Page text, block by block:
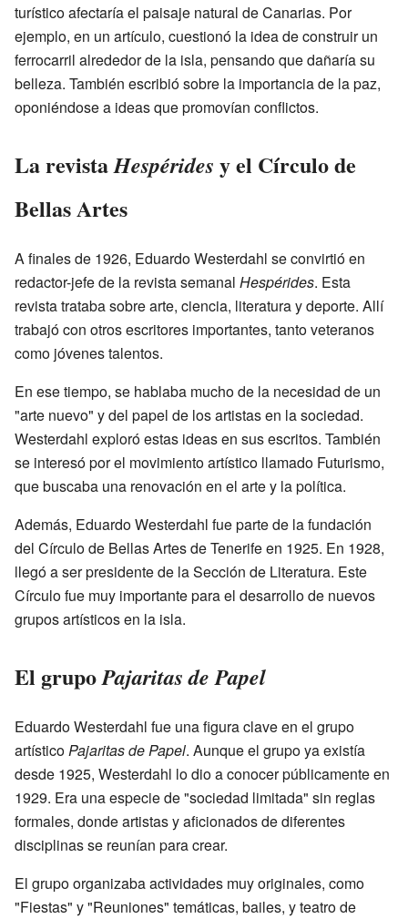
turístico afectaría el paisaje natural de Canarias. Por
ejemplo, en un artículo, cuestionó la idea de construir un
ferrocarril alrededor de la isla, pensando que dañaría su
belleza. También escribió sobre la importancia de la paz,
oponiéndose a ideas que promovían conflictos.
La revistaHespérides y el Círculo de
Bellas Artes
A finales de 1926, Eduardo Westerdahl se convirtió en
redactor-jefe de la revista semanal Hespérides. Esta
revista trataba sobre arte, ciencia, literatura y deporte. Allí
trabajó con otros escritores importantes, tanto veteranos
como jóvenes talentos.
En ese tiempo, se hablaba mucho de la necesidad de un
"arte nuevo" y del papel de los artistas en la sociedad.
Westerdahl exploró estas ideas en sus escritos. También
se interesó por el movimiento artístico llamado Futurismo,
que buscaba una renovación en el arte y la política.
Además, Eduardo Westerdahl fue parte de la fundación
del Círculo de Bellas Artes de Tenerife en 1925. En 1928,
llegó a ser presidente de la Sección de Literatura. Este
Círculo fue muy importante para el desarrollo de nuevos
grupos artísticos en la isla.
El grupoPajaritas de Papel
Eduardo Westerdahl fue una figura clave en el grupo
artísticoPajaritas de Papel. Aunque el grupo ya existía
desde 1925, Westerdahl lo dio a conocer públicamente en
1929. Era una especie de "sociedad limitada" sin reglas
formales, donde artistas y aficionados de diferentes
disciplinas se reunían para crear.
El grupo organizaba actividades muy originales, como
"Fiestas" y "Reuniones" temáticas, bailes, y teatro de